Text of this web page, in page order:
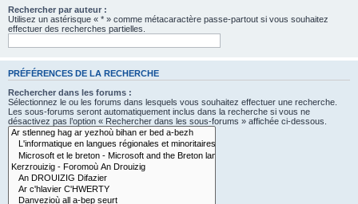
Rechercher par auteur :
Utilisez un astérisque « * » comme métacaractère passe-partout si vous souhaitez
effectuer des recherches partielles.
PRÉFÉRENCES DE LA RECHERCHE
Rechercher dans les forums :
Sélectionnez le ou les forums dans lesquels vous souhaitez effectuer une recherche.
Les sous-forums seront automatiquement inclus dans la recherche si vous ne
désactivez pas l’option « Rechercher dans les sous-forums » affichée ci-dessous.